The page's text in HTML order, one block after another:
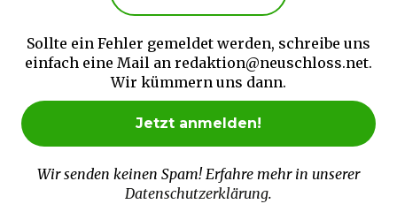
Sollte ein Fehler gemeldet werden, schreibe uns
einfach eine Mail an redaktion@neuschloss.net.
Wir kümmern uns dann.
Wir senden keinen Spam! Erfahre mehr in unserer
Datenschutzerklärung.